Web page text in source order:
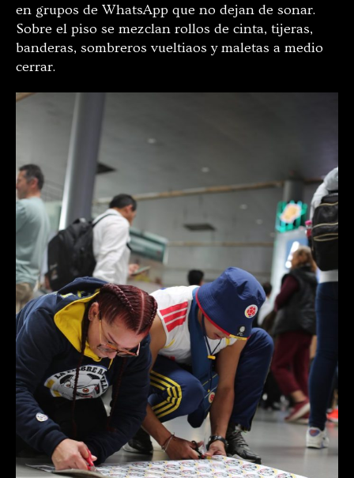
en grupos de WhatsApp que no dejan de sonar.
Sobre el piso se mezclan rollos de cinta, tijeras,
banderas, sombreros vueltiaos y maletas a medio
cerrar.